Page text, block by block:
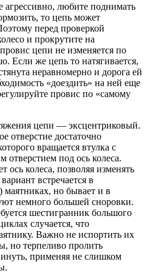
агрессивно, любите поднимать
то цепь может
перед проверкой
и прокрутите на
цепи не изменяется по
Если же цепь то натягивается,
неравномерно и дорога ей
«доездить» на ней еще
провис по «самому
цепи — эксцентриковый.
отверстие достаточно
вращается втулка с
отверстием под ось колеса.
ось колеса, позволяя изменять
встречается в
но бывает и в
немного большей сноровки.
шестигранник большого
случается, что
Важно не испортить их
но терпеливо пролить
применяя не слишком